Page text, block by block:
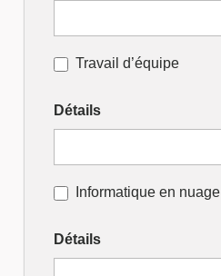
Travail d’équipe
Détails
Informatique en nuage
Détails